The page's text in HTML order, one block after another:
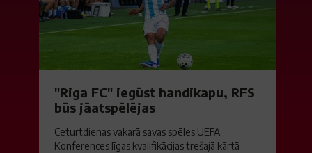
"Riga FC" iegūst handikapu, RFS
būs jāatspēlējas
Ceturtdienas vakarā savas spēles UEFA
Konferences līgas kvalifikācijas trešajā kārtā